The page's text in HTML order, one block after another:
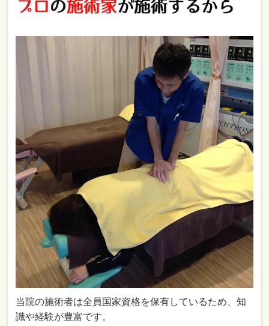
当院の施術者は全員国家資格を保有しているため、知
識や経験が豊富です。